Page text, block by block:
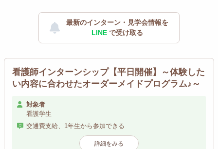
最新のインターン・見学会情報を
LINE で受け取る
看護師インターンシップ【平日開催】～体験した
い内容に合わせたオーダーメイドプログラム♪～
対象者
看護学生
交通費支給、1年生から参加できる
詳細をみる